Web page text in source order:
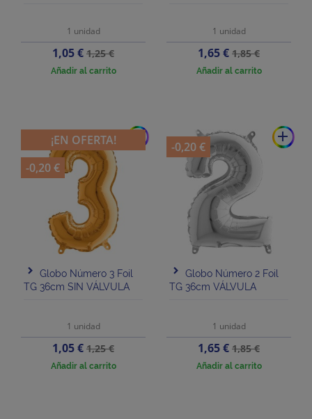
1 unidad
Precio
1,05 €Precio
base
1,25 €
Añadir al carrito
1 unidad
Precio
1,65 €Precio
base
1,85 €
Añadir al carrito
add
Globo Número 3 Foil
TG 36cm SIN VÁLVULA
1 unidad
Precio
1,05 €Precio
base
1,25 €
Añadir al carrito
¡EN OFERTA!
-0,20 €
add
Globo Número 2 Foil
TG 36cm VÁLVULA
1 unidad
Precio
1,65 €Precio
base
1,85 €
Añadir al carrito
-0,20 €